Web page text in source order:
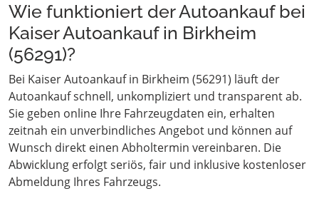
Wie funktioniert der Autoankauf bei
Kaiser Autoankauf in Birkheim
(56291)?
Bei Kaiser Autoankauf in Birkheim (56291) läuft der
Autoankauf schnell, unkompliziert und transparent ab.
Sie geben online Ihre Fahrzeugdaten ein, erhalten
zeitnah ein unverbindliches Angebot und können auf
Wunsch direkt einen Abholtermin vereinbaren. Die
Abwicklung erfolgt seriös, fair und inklusive kostenloser
Abmeldung Ihres Fahrzeugs.